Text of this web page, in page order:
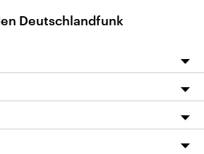
Deutschlandfunk